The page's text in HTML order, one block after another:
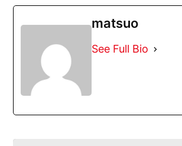
matsuo
See Full Bio